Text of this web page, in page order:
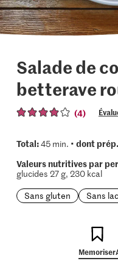
Salade de
betterave
(4)
Total:45 min. • dont
Valeurs nutritives par
glucides 27 g, 230 kcal
Sans gluten
Sans
Memoriser